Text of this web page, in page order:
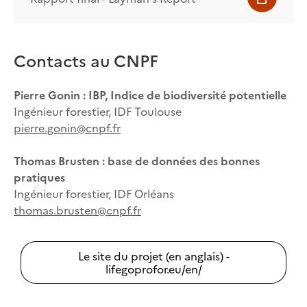
Contacts au CNPF
Pierre Gonin : IBP, Indice de biodiversité potentielle
Ingénieur forestier, IDF Toulouse
pierre.gonin@cnpf.fr
Thomas Brusten : base de données des bonnes
pratiques
Ingénieur forestier, IDF Orléans
thomas.brusten@cnpf.fr
Le site du projet (en anglais) -
lifegoprofor.eu/en/